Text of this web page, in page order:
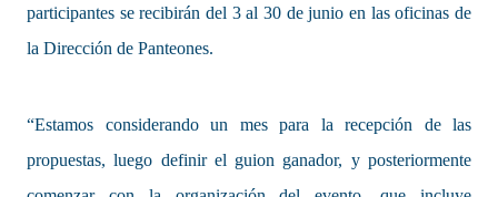
participantes se recibirán del 3 al 30 de junio en las oficinas de
la Dirección de Panteones.
“Estamos considerando un mes para la recepción de las
propuestas, luego definir el guion ganador, y posteriormente